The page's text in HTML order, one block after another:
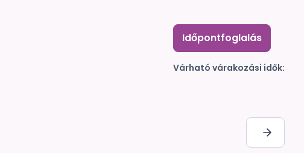
Időpontfoglalás
Várható várakozási idők: